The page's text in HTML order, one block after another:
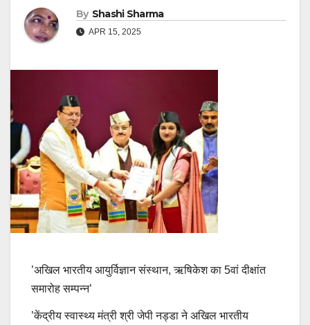
By Shashi Sharma
APR 15, 2025
’अखिल भारतीय आयुर्विज्ञान संस्थान, ऋषिकेश का 5वां दीक्षांत
समारोह सम्पन्न’
’केंद्रीय स्वास्थ्य मंत्री श्री जेपी नड्डा ने अखिल भारतीय